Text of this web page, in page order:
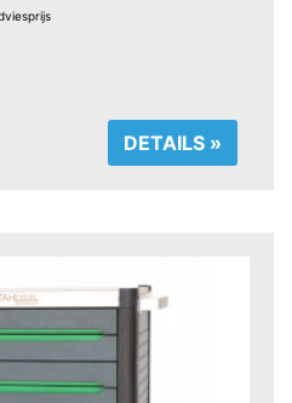
DETAILS »